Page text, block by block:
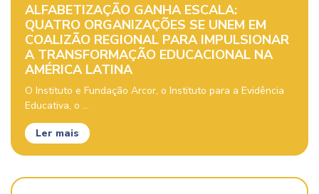
ALFABETIZAÇÃO GANHA ESCALA:
QUATRO ORGANIZAÇÕES SE UNEM EM
COALIZÃO REGIONAL PARA IMPULSIONAR
A TRANSFORMAÇÃO EDUCACIONAL NA
AMÉRICA LATINA
O Instituto e Fundação Arcor, o Instituto para a Evidência
Educativa, o ...
Ler mais